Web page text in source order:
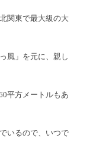
関東で最大級の大
風」を元に、親し
平方メートルもあ
いるので、いつで